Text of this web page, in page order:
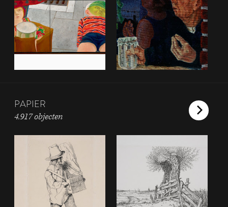
PAPIER
4.917 objecten